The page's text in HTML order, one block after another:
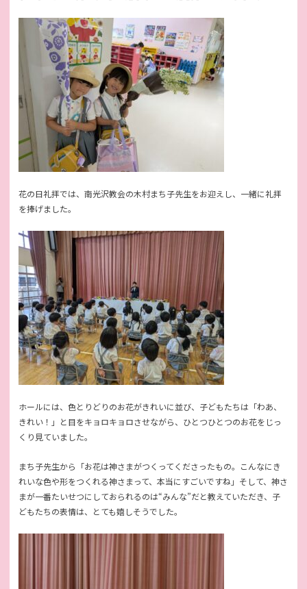
花の日礼拝では、南光沢教会の木村まち子先生をお迎えし、一緒に礼拝
を捧げました。
ホールには、色とりどりのお花がきれいに並び、子どもたちは「わあ、
きれい！」と目をキョロキョロさせながら、ひとつひとつのお花をじっ
くり見ていました。
まち子先生から「お花は神さまがつくってくださったもの。こんなにき
れいな色や形をつくれる神さまって、本当にすごいですね」そして、神さ
まが一番たいせつにしておられるのは“みんな”だと教えていただき、子
どもたちの表情は、とても嬉しそうでした。